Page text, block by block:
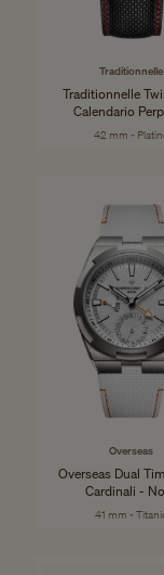
Traditionnelle
Traditionnelle
Calendario
42 mm -
Overseas
Overseas Dual
Cardinali -
41 mm -